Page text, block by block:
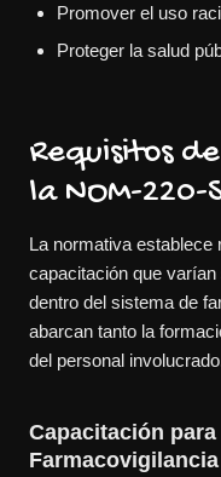
Promover el uso
Proteger la salud
Requisitos
la NOM-220-
La normativa
capacitación que
dentro del sistema de
abarcan tanto la
del personal
Capacitación
Farmacovigilancia